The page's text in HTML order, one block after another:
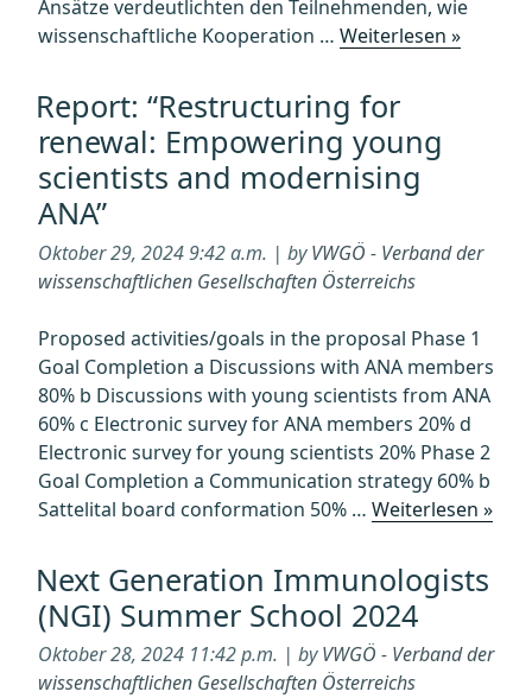
Ansätze verdeutlichten den Teilnehmenden, wie
wissenschaftliche Kooperation … Weiterlesen »„“Event
Report: “Restructuring for
renewal: Empowering young
scientists and modernising
ANA”
Oktober 29, 2024 9:42 a.m. | byVWGÖ - Verband der
wissenschaftlichen Gesellschaften Österreichs
Proposed activities/goals in the proposal Phase 1
Goal Completion a Discussions with ANA members
80% b Discussions with young scientists from ANA
60% c Electronic survey for ANA members 20% d
Electronic survey for young scientists 20% Phase 2
Goal Completion a Communication strategy 60% b
Sattelital board conformation 50% … Weiterlesen »
Next Generation Immunologists
(NGI) Summer School 2024
Oktober 28, 2024 11:42 p.m. | byVWGÖ - Verband der
wissenschaftlichen Gesellschaften Österreichs